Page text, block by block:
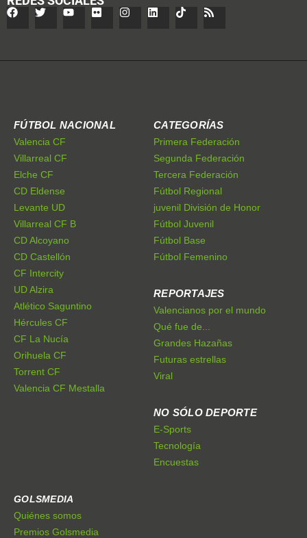
FÚTBOL NACIONAL
Valencia CF
Villarreal CF
Elche CF
CD Eldense
Levante UD
Villarreal CF B
CD Alcoyano
CD Castellón
CF Intercity
UD Alzira
Atlético Saguntino
Hércules CF
CF La Nucía
Orihuela CF
Torrent CF
Valencia CF Mestalla
CATEGORÍAS
Primera Federación
Segunda Federación
Tercera Federación
Fútbol Regional
juvenil División de Honor
Fútbol Juvenil
Fútbol Base
Fútbol Femenino
REPORTAJES
Valencianos por el mundo
Qué fue de...
Grandes Hazañas
Futuras estrellas
Viral
NO SÓLO DEPORTE
E-Sports
Tecnología
Encuestas
GOLSMEDIA
Quiénes somos
Premios Golsmedia